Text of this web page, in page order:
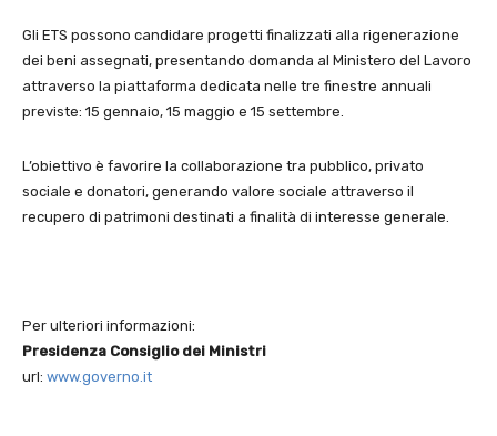
Gli ETS possono candidare progetti finalizzati alla rigenerazione
dei beni assegnati, presentando domanda al Ministero del Lavoro
attraverso la piattaforma dedicata nelle tre finestre annuali
previste: 15 gennaio, 15 maggio e 15 settembre.
L’obiettivo è favorire la collaborazione tra pubblico, privato
sociale e donatori, generando valore sociale attraverso il
recupero di patrimoni destinati a finalità di interesse generale.
Per ulteriori informazioni:
Presidenza Consiglio dei Ministri
url: www.governo.it